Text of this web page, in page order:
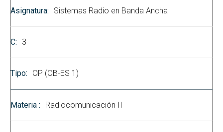
Sistemas Radio en Banda Ancha
3
OP (OB-ES 1)
Radiocomunicación II